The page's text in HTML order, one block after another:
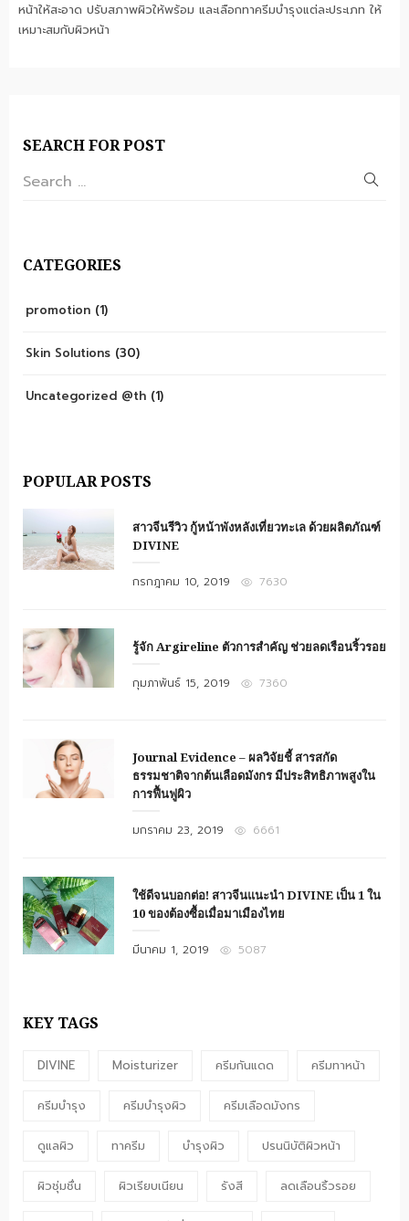
หน้าให้สะอาด ปรับสภาพผิวให้พร้อม และเลือกทาครีมบำรุงแต่ละประเภท ให้
เหมาะสมกับผิวหน้า
SEARCH FOR POST
CATEGORIES
promotion (1)
Skin Solutions (30)
Uncategorized @th (1)
POPULAR POSTS
สาวจีนรีวิว กู้หน้าพังหลังเที่ยวทะเล ด้วยผลิตภัณฑ์
DIVINE
Posted
กรกฎาคม 10, 2019 7630
รู้จัก Argireline ตัวการสำคัญ ช่วยลดเรือนริ้วรอย
Posted
กุมภาพันธ์ 15, 2019 7360
Journal Evidence – ผลวิจัยชี้ สารสกัด
ธรรมชาติจากต้นเลือดมังกร มีประสิทธิภาพสูงใน
การฟื้นฟูผิว
Posted
มกราคม 23, 2019 6661
ใช้ดีจนบอกต่อ! สาวจีนแนะนำ DIVINE เป็น 1 ใน
10 ของต้องซื้อเมื่อมาเมืองไทย
Posted
มีนาคม 1, 2019 5087
KEY TAGS
DIVINE Moisturizer ครีมกันแดด ครีมทาหน้า
ครีมบำรุง ครีมบำรุงผิว ครีมเลือดมังกร
ดูแลผิว ทาครีม บำรุงผิว ปรนนิบัติผิวหน้า
ผิวชุ่มชื่น ผิวเรียบเนียน รังสี ลดเลือนริ้วรอย